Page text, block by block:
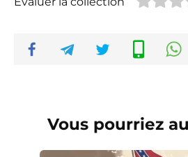
Vous pourriez